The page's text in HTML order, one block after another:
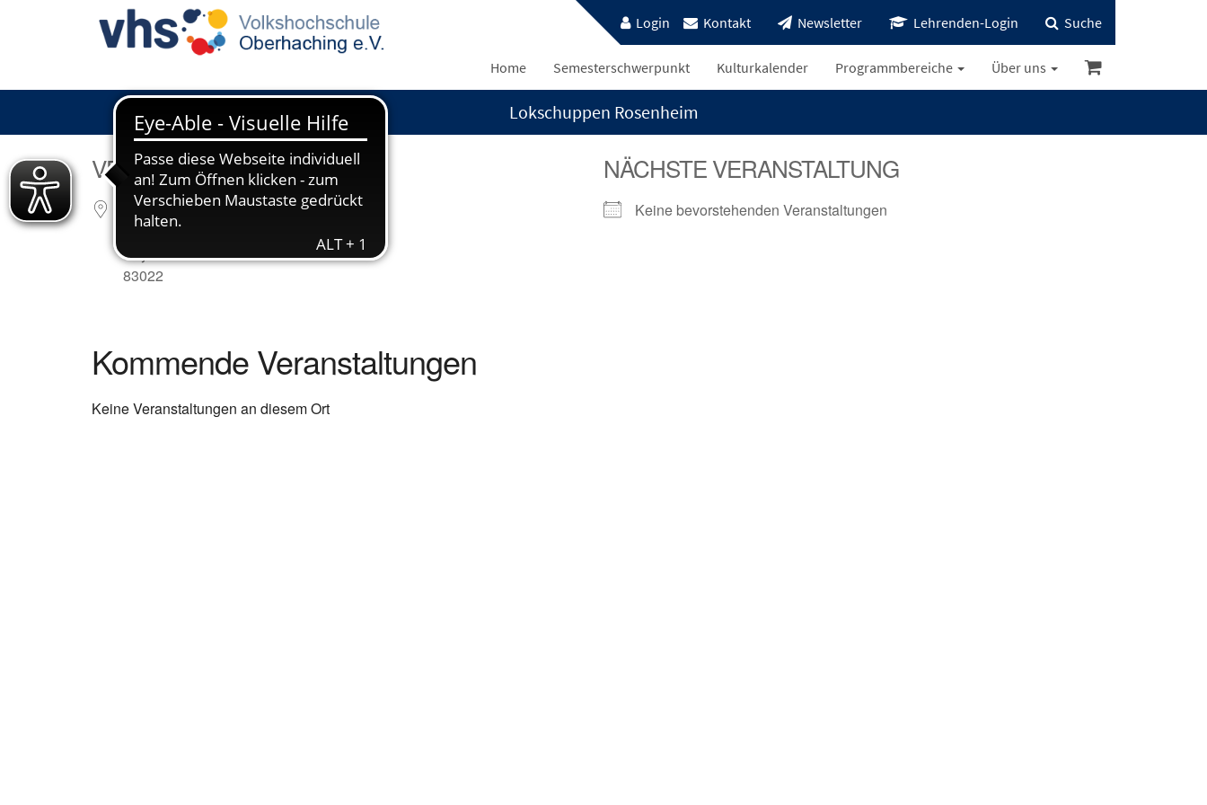
Login Kontakt Newsletter Lehrenden-Login Suche
Home Semesterschwerpunkt Kulturkalender Programmbereiche Über uns
Lokschuppen Rosenheim
VERANSTALTUNGSORT
Rathausstr. 24
Rosenheim
Bayern
83022
NÄCHSTE VERANSTALTUNG
Keine bevorstehenden Veranstaltungen
Kommende Veranstaltungen
Keine Veranstaltungen an diesem Ort